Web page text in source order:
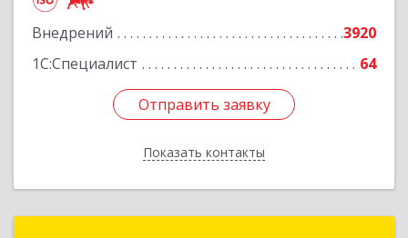
Внедрений
3920
1С:Специалист
64
Отправить заявку
Показать контакты
Отправить заявку
Назад